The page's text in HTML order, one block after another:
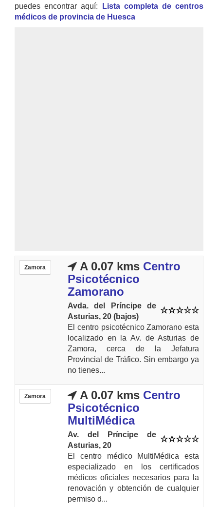
puedes encontrar aquí:
Lista completa de centros
médicos de provincia de Huesca
Zamora A 0.07 kms Centro
Psicotécnico
Zamorano
Avda. del Príncipe de
Asturias, 20 (bajos)
El centro psicotécnico Zamorano esta
localizado en la Av. de Asturias de
Zamora, cerca de la Jefatura
Provincial de Tráfico. Sin embargo ya
no tienes...
Zamora A 0.07 kms Centro
Psicotécnico
MultiMédica
Av. del Príncipe de
Asturias, 20
El centro médico MultiMédica esta
especializado en los certificados
médicos oficiales necesarios para la
renovación y obtención de cualquier
permiso d...